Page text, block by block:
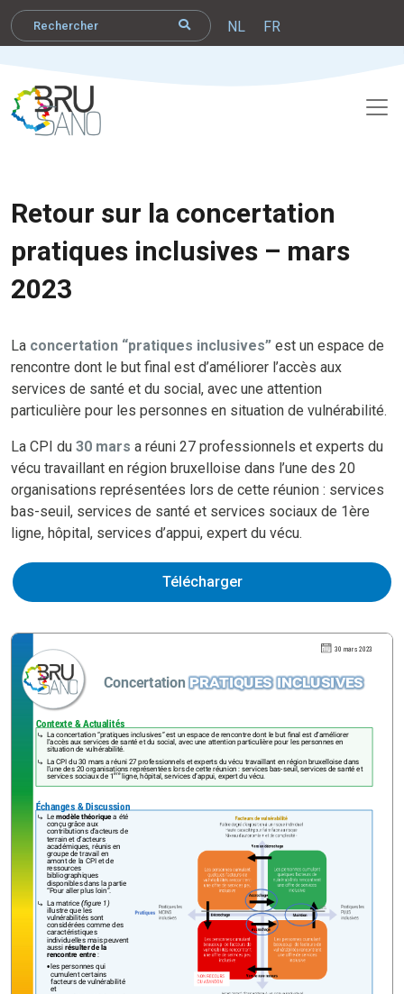
NL FR
Retour sur la concertation
pratiques inclusives – mars
2023
La concertation “pratiques inclusives” est un espace de
rencontre dont le but final est d’améliorer l’accès aux
services de santé et du social, avec une attention
particulière pour les personnes en situation de vulnérabilité.
La CPI du 30 mars a réuni 27 professionnels et experts du
vécu travaillant en région bruxelloise dans l’une des 20
organisations représentées lors de cette réunion : services
bas-seuil, services de santé et services sociaux de 1ère
ligne, hôpital, services d’appui, expert du vécu.
Télécharger